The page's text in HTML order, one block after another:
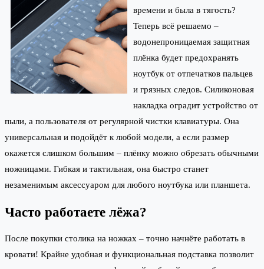
времени и была в тягость?
Теперь всё решаемо –
водонепроницаемая защитная
плёнка будет предохранять
ноутбук от отпечатков пальцев
и грязных следов. Силиконовая
накладка оградит устройство от
пыли, а пользователя от регулярной чистки клавиатуры. Она
универсальная и подойдёт к любой модели, а если размер
окажется слишком большим – плёнку можно обрезать обычными
ножницами. Гибкая и тактильная, она быстро станет
незаменимым аксессуаром для любого ноутбука или планшета.
Часто работаете лёжа?
После покупки столика на ножках – точно начнёте работать в
кровати! Крайне удобная и функциональная подставка позволит